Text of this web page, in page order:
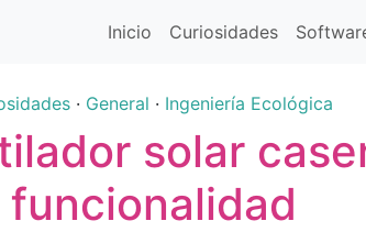
Inicio Curiosidades
· General · Ingeniería Ecológica
solar
funcionalidad